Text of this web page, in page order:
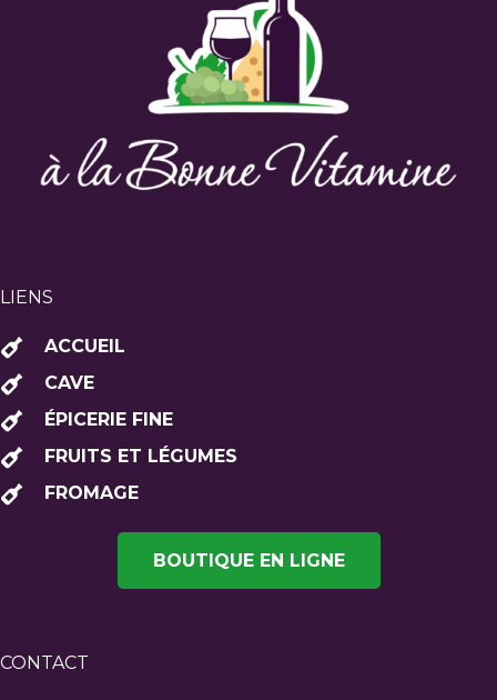
LIENS
ACCUEIL
CAVE
ÉPICERIE FINE
FRUITS ET LÉGUMES
FROMAGE
BOUTIQUE EN LIGNE
CONTACT